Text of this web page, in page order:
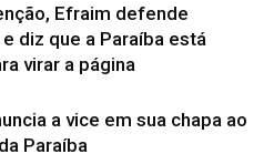
Efraim defende
diz que a Paraíba está
virar a página
a vice em sua chapa ao
Paraíba